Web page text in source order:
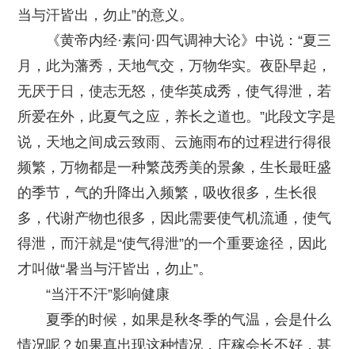
当与汗皆出，勿止”的意义。
《黄帝内经·素问·四气调神大论》中说：“夏三
月，此为藩秀，天地气交，万物华实。夜卧早起，
无厌于日，使志无怒，使华英成秀，使气得泄，若
所爱在外，此夏气之应，养长之道也。”此段文字是
说，天地之间成云致雨、云施雨布的过程进行得很
频繁，万物都是一种繁茂秀美的景象，生长最旺盛
的季节，气的升降出入频繁，吸收很多，生长很
多，代谢产物也很多，因此需要使气机流通，使气
得泄，而汗就是“使气得泄”的一个重要途径，因此
才叫做“暑当与汗皆出，勿止”。
“当汗不汗”影响健康
夏季的时候，如果是秋冬季的气温，会是什么
情况呢？如果真出现这种情况，庄稼会长不好，甚